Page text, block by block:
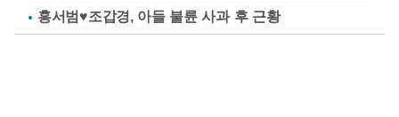
홍서범♥조갑경, 아들 불륜 사과 후 근황